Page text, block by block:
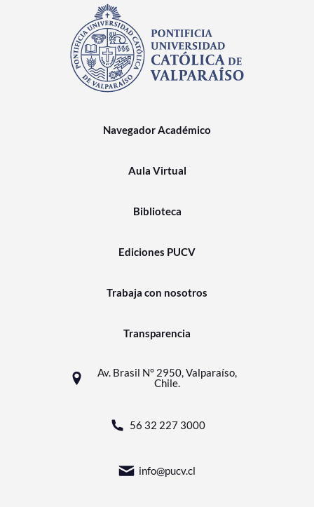
Navegador Académico
Aula Virtual
Biblioteca
Ediciones PUCV
Trabaja con nosotros
Transparencia
Av. Brasil N° 2950, Valparaíso,
Chile.
56 32 227 3000
info@pucv.cl